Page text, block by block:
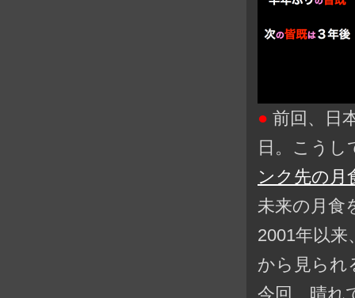
● 前回、日
日。こう
ンク先の月
未来の月食
2001年以
から見られ
今回、晴れ